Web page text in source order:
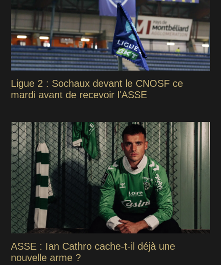
Ligue 2 : Sochaux devant le CNOSF ce
mardi avant de recevoir l'ASSE
ASSE : Ian Cathro cache-t-il déjà une
nouvelle arme ?